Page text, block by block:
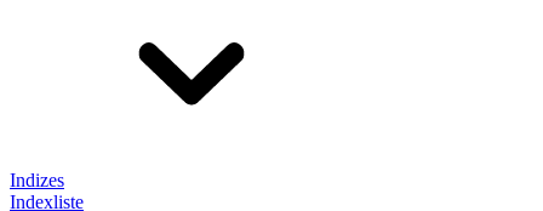
Indizes
Indexliste